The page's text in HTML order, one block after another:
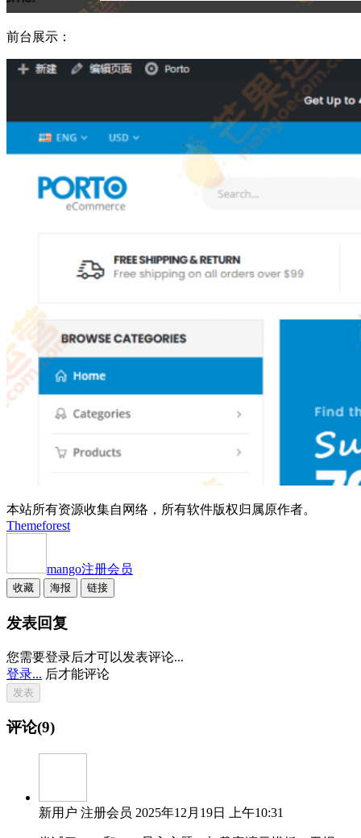
前台展示：
本站所有资源收集自网络，所有软件版权归属原作者。
Themeforest
mango注册会员
收藏 海报 链接
发表回复
您需要登录后才可以发表评论...
登录... 后才能评论
评论(9)
新用户 注册会员 2025年12月19日 上午10:31